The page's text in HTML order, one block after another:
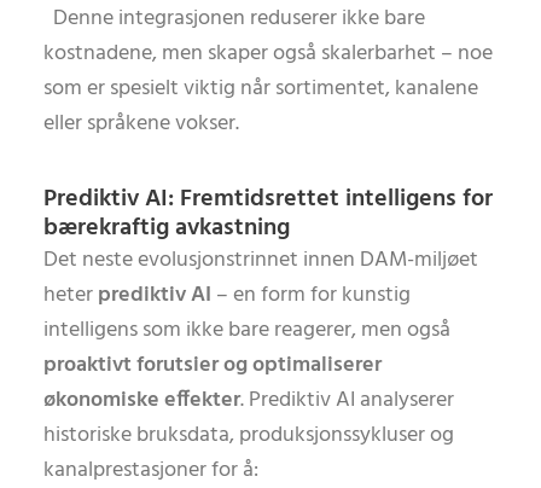
Denne integrasjonen reduserer ikke bare
kostnadene, men skaper også skalerbarhet – noe
som er spesielt viktig når sortimentet, kanalene
eller språkene vokser.
Prediktiv AI: Fremtidsrettet intelligens for
bærekraftig avkastning
Det neste evolusjonstrinnet innen DAM-miljøet
heterprediktiv AI – en form for kunstig
intelligens som ikke bare reagerer, men også
proaktivt forutsier og optimaliserer
økonomiske effekter. Prediktiv AI analyserer
historiske bruksdata, produksjonssykluser og
kanalprestasjoner for å: